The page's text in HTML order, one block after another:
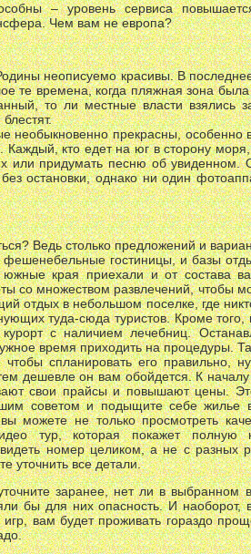
– уровень сервиса
Чем вам не европа?
неописуемо красивы. В
те времена, когда пляжная зона
то ли местные власти взялись
необыкновенно прекрасны, особенно
кто едет на юг в сторону моря,
или придумать песню об увиденном.
остановки, однако ни один
Ведь столько предложений и
фешенебельные гостиницы, и базы
края приехали и от состава
со множеством развлечений, чтобы
отдых в небольшом поселке, где
туда-сюда туристов. Кроме
с наличием лечебниц.
время приходить на процедуры.
спланировать его правильно,
дешевле он вам обойдется. К
свои прайсы и повышают цены.
советом и подыщите себе
можете не только просмотреть
тур, которая покажет полную
номер целиком, а не с разных
уточнить все детали.
заранее, нет ли в выбранном
бы для них опасность. И наоборот,
вам будет проживать гораздо